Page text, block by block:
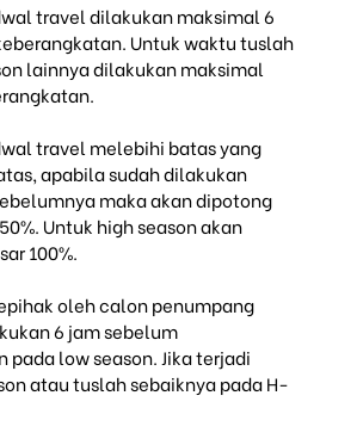
travel dilakukan maksimal 6
Untuk waktu tuslah
lainnya dilakukan maksimal
travel melebihi batas yang
apabila sudah dilakukan
maka akan dipotong
Untuk high season akan
100%.
oleh calon penumpang
6 jam sebelum
pada low season. Jika terjadi
atau tuslah sebaiknya pada H-